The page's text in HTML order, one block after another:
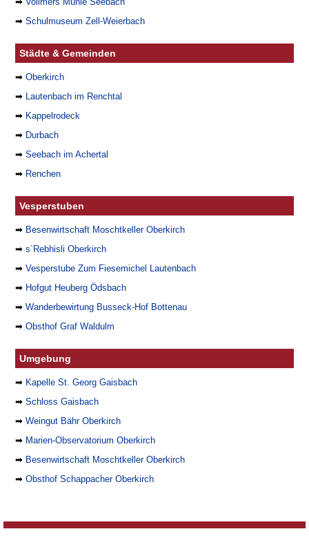
➡Schulmuseum Zell-Weierbach
Städte & Gemeinden
➡Oberkirch
➡
Lautenbach im Renchtal
➡ Kappelrodeck
➡ Durbach
➡Seebach im Achertal
➡ Renchen
Vesperstuben
➡ Besenwirtschaft Moschtkeller Oberkirch
➡s`Rebhisli Oberkirch
➡Vesperstube Zum Fiesemichel Lautenbach
➡ Hofgut Heuberg Ödsbach
➡Wanderbewirtung Busseck-Hof Bottenau
➡Obsthof Graf Waldulm
Umgebung
➡ Kapelle St. Georg Gaisbach
➡Schloss Gaisbach
➡Weingut Bähr Oberkirch
➡ Marien-Observatorium Oberkirch
➡ Besenwirtschaft Moschtkeller Oberkirch
➡Obsthof Schappacher Oberkirch